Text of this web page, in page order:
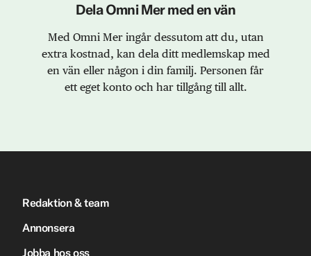
Dela Omni Mer med en vän
Med Omni Mer ingår dessutom att du, utan
extra kostnad, kan dela ditt medlemskap med
en vän eller någon i din familj. Personen får
ett eget konto och har tillgång till allt.
Redaktion & team
Annonsera
Jobba hos oss